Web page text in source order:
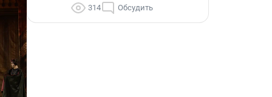
314 Обсудить